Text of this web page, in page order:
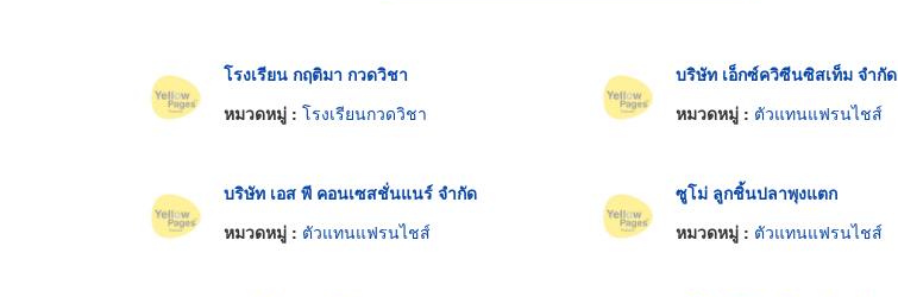
โรงเรียน กฤติมา กวดวิชา
หมวดหมู่ : โรงเรียนกวดวิชา
บริษัท เอ็กซ์ควิซีนซิสเท็ม จำกัด
หมวดหมู่ : ตัวแทนแฟรนไชส์
บริษัท เอส พี คอนเซสชั่นแนร์ จำกัด
หมวดหมู่ : ตัวแทนแฟรนไชส์
ซูโม่ ลูกชิ้นปลาพุงแตก
หมวดหมู่ : ตัวแทนแฟรนไชส์